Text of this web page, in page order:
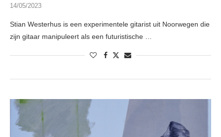
14/05/2023
Stian Westerhus is een experimentele gitarist uit Noorwegen die
zijn gitaar manipuleert als een futuristische …